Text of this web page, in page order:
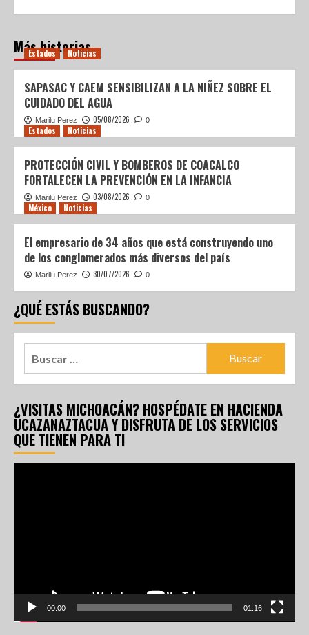
Más historias
Estados Noticias
SAPASAC Y CAEM SENSIBILIZAN A LA NIÑEZ SOBRE EL
CUIDADO DEL AGUA
Marilu Perez 05/08/2026 0
Estados Noticias
PROTECCIÓN CIVIL Y BOMBEROS DE COACALCO
FORTALECEN LA PREVENCIÓN EN LA INFANCIA
Marilu Perez 03/08/2026 0
México Noticias
El empresario de 34 años que está construyendo uno
de los conglomerados más diversos del país
Marilu Perez 30/07/2026 0
¿QUÉ ESTÁS BUSCANDO?
¿VISITAS MICHOACÁN? HOSPÉDATE EN HACIENDA
UCAZANAZTACUA Y DISFRUTA DE LOS SERVICIOS
QUE TIENEN PARA TI
00:00 01:16